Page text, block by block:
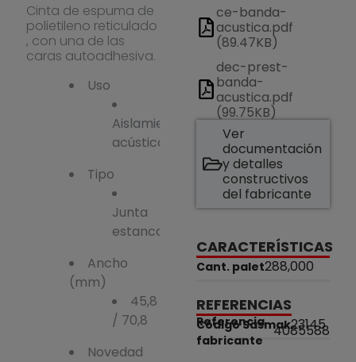
Cinta de espuma de
polietileno reticulado
, con una de las
caras autoadhesiva.
Uso
Aislamiento
acústico
Tipo
Junta
estanca/acústica
Ancho
(mm)
45,8
/ 70,8
Novedad
ce-banda-
acustica.pdf
(89.47KB)
dec-prest-
banda-
acustica.pdf
(99.75KB)
Ver
documentación
y detalles
constructivos
del fabricante
CARACTERÍSTICAS
Cant. palet288,000
REFERENCIAS
Código Sasmak23145
Referencia
fabricante
4085588